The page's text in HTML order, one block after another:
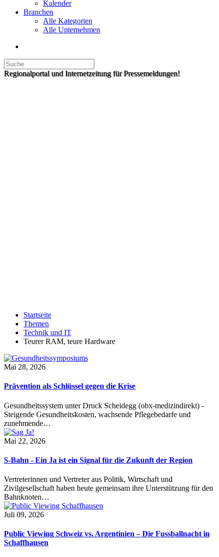
Kalender
Branchen
Alle Kategorien
Alle Unternehmen
Regionalportal und Internetzeitung für Pressemeldungen!
Startseite
Themen
Technik und IT
Teurer RAM, teure Hardware
Mai 28, 2026
Prävention als Schlüssel gegen die Krise
Gesundheitssystem unter Druck Scheidegg (obx-medizindirekt) -
Steigende Gesundheitskosten, wachsende Pflegebedarfe und
zunehmende…
Mai 22, 2026
S-Bahn - Ein Ja ist ein Signal für die Zukunft der Region
Vertreterinnen und Vertreter aus Politik, Wirtschaft und
Zivilgesellschaft haben heute gemeinsam ihre Unterstützung für den
Bahnknoten…
Juli 09, 2026
Public Viewing Schweiz vs. Argentinien – Die Fussballnacht in
Schaffhausen